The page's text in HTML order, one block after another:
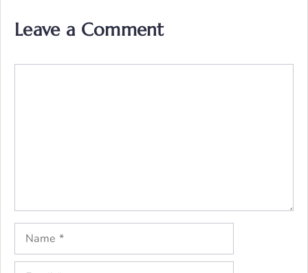
Leave a Comment
Name
Email